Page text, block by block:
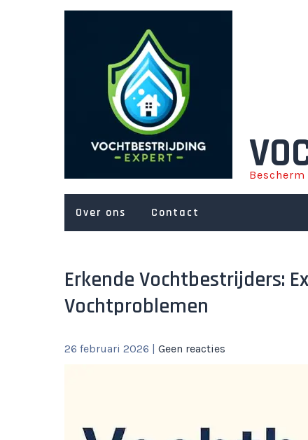
Over ons Contact
Erkende Vochtbestrijders:
Vochtproblemen
26 februari 2026 | Geen reacties